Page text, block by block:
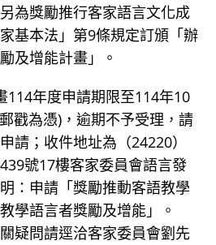
為獎勵推行客家語言文化成
基本法」第9條規定訂頒「辦
及增能計畫」。
114年度申請期限至114年10
戳為憑)，逾期不予受理，請
請；收件地址為（24220）
號17樓客家委員會語言發
：申請「獎勵推動客語教學
學語言者獎勵及增能」。
疑問請逕洽客家委員會劉先